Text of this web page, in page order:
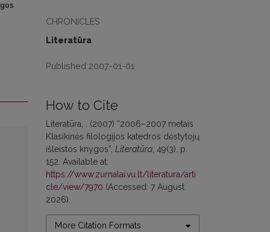
CHRONICLES
Literatūra
Published 2007-01-01
How to Cite
Literatūra, . (2007) “2006–2007 metais
Klasikinės filologijos katedros dėstytojų
išleistos knygos”, Literatūra , 49(3), p.
152. Available at:
https://www.zurnalai.vu.lt/literatura/arti
cle/view/7970 (Accessed: 7 August
2026).
More Citation Formats